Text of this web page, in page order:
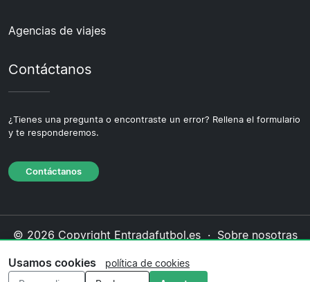
Agencias de viajes
Contáctanos
¿Tienes una pregunta o encontraste un error? Rellena el formulario
y te responderemos.
Contáctanos
© 2026 Copyright Entradafutbol.es · Sobre nosotras
cookies·Política editorial
Usamos cookies
política de cookies